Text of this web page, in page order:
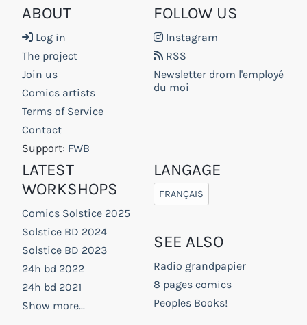
ABOUT
Log in
The project
Join us
Comics artists
Terms of Service
Contact
Support: FWB
FOLLOW US
Instagram
RSS
Newsletter drom l'employé
du moi
LATEST
WORKSHOPS
Comics Solstice 2025
Solstice BD 2024
Solstice BD 2023
24h bd 2022
24h bd 2021
Show more...
LANGAGE
FRANÇAIS
SEE ALSO
Radio grandpapier
8 pages comics
Peoples Books!